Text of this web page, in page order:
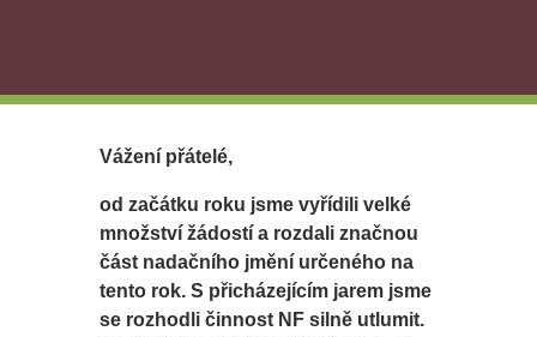
Vážení přátelé,
od začátku roku jsme vyřídili velké
množství žádostí a rozdali značnou
část nadačního jmění určeného na
tento rok. S přicházejícím jarem jsme
se rozhodli činnost NF silně utlumit.